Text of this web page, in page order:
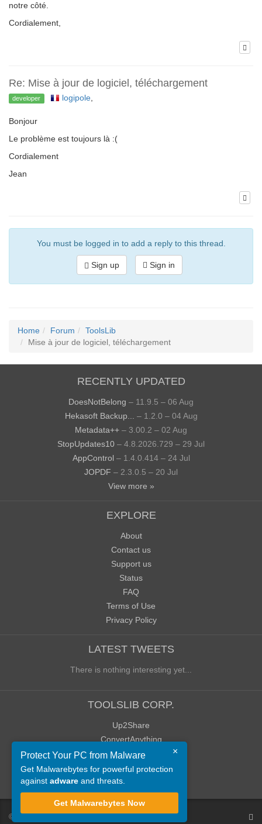
notre côté.
Cordialement,
Re: Mise à jour de logiciel, téléchargement
developer logipole,
Bonjour
Le problème est toujours là :(
Cordialement
Jean
You must be logged in to add a reply to this thread.
Sign up Sign in
Home Forum
ToolsLib
Mise à jour de logiciel, téléchargement
RECENTLY UPDATED
DoesNotBelong – 11.9.5 – 06 Aug
Hekasoft Backup...
– 1.2.0 – 04 Aug
Metadata++ – 3.00.2 – 02 Aug
StopUpdates10 – 4.8.2026.729 – 29 Jul
AppControl – 1.4.0.414 – 24 Jul
JOPDF – 2.3.0.5 – 20 Jul
View more »
EXPLORE
About
Contact us
Support us
Status
FAQ
Terms of Use
Privacy Policy
LATEST TWEETS
There is nothing interesting yet...
TOOLSLIB CORP.
Up2Share
ConvertAnything
WoWClassicUI (WCUI)
Old Blog
Old Forum
© ToolsLib
×
Protect Your PC from Malware
Get Malwarebytes for powerful protection
against adware and threats.
Get Malwarebytes Now